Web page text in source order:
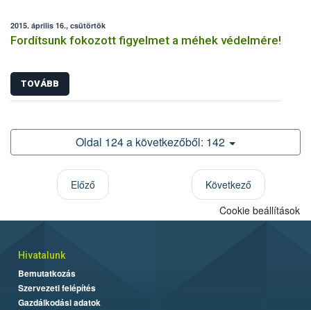
2015. április 16., csütörtök
Fordítsunk fokozott figyelmet a méhek védelmére!
TOVÁBB
Oldal 124 a következőből: 142
Előző
Következő
Cookie beállítások
Hivatalunk
Bemutatkozás
Szervezeti felépítés
Gazdálkodási adatok